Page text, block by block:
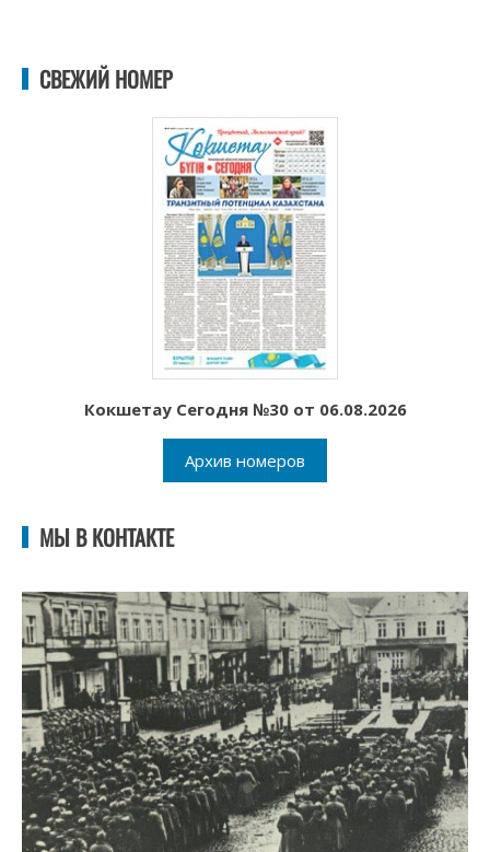
СВЕЖИЙ НОМЕР
Кокшетау Сегодня №30 от 06.08.2026
Архив номеров
МЫ В КОНТАКТЕ